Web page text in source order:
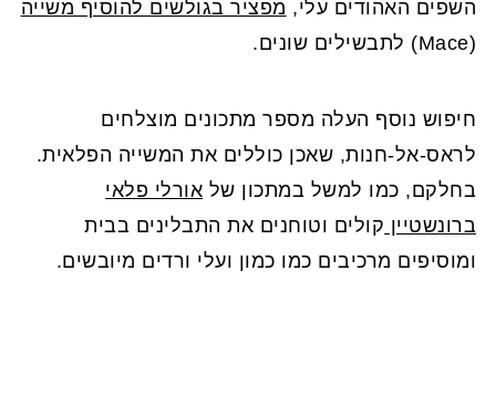
השפים האהודים עלי, מפציר בגולשים להוסיף משייה
(Mace) לתבשילים שונים.
חיפוש נוסף העלה מספר מתכונים מוצלחים
לראס-אל-חנות, שאכן כוללים את המשייה הפלאית.
בחלקם, כמו למשל במתכון של אורלי פלאי
ברונשטיין קולים וטוחנים את התבלינים בבית
ומוסיפים מרכיבים כמו כמון ועלי ורדים מיובשים.